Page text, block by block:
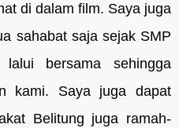
di dalam film. Saya juga
sahabat saja sejak SMP
bersama sehingga
kami. Saya juga dapat
Belitung juga ramah-